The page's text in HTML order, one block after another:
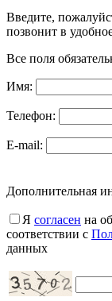
Введите,
позвонит в
Все поля
Имя:
Телефон:
E-mail:
Дополнительная
Я согласен на
соответствии с
данных